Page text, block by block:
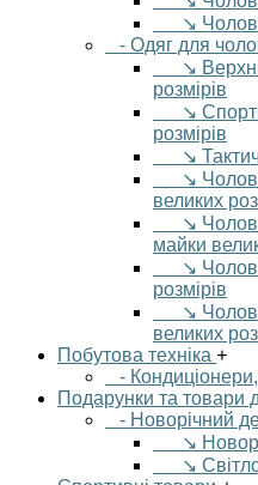
↘
- Одяг для
↘
розмірів
↘
розмірів
↘
↘
великих
↘
майки
↘
розмірів
↘
великих
Побутова техніка +
- Кондиціонери,
Подарунки та товари
- Новорічний
↘
↘